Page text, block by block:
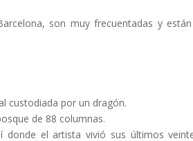
son muy frecuentadas y
custodiada por un dragón.
de 88 columnas.
donde el artista vivió sus últimos